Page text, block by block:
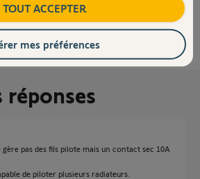
NON OUI
ont trouvé cette réponse utile
réponses
gère pas des fils pilote mais un contact sec 10A
de piloter plusieurs radiateurs.
TOUT ACCEPTER
mes préférences